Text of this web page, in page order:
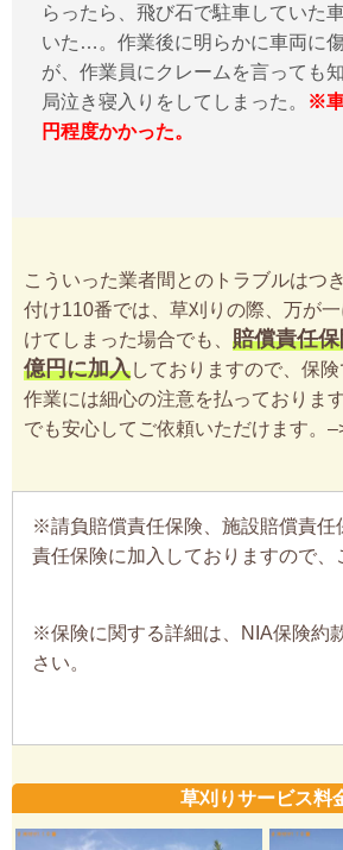
らったら、飛び石で駐車していた
いた…。作業後に明らかに車両に
が、作業員にクレームを言っても
局泣き寝入りをしてしまった。
※
円程度かかった。
こういった業者間とのトラブルはつ
付け110番では、草刈りの際、万が
けてしまった場合でも、 賠償責任
億円に加入しておりますので、保険
作業には細心の注意を払っておりま
でも安心してご依頼いただけます。
※請負賠償責任保険、施設賠償責任
責任保険に加入しておりますので、
※保険に関する詳細は、NIA保険約
さい。
草刈りサービス料